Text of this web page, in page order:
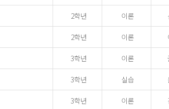
2학년 이론
2학년 이론
3학년 이론
3학년 실습
3학년 이론